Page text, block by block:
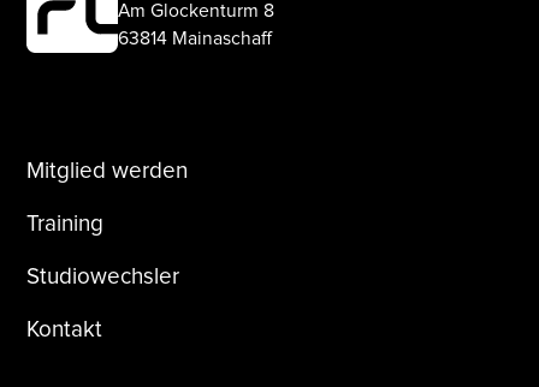
Am Glockenturm 8
63814 Mainaschaff
Mitglied werden
Training
Studiowechsler
Kontakt